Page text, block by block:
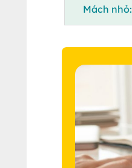
Mách nhỏ: